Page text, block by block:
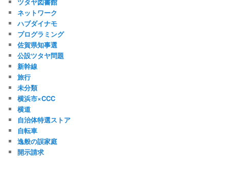
ネットワーク
ハブダイナモ
プログラミング
佐賀県知事選
公設ツタヤ問題
新幹線
旅行
未分類
横浜市×CCC
横道
自治体特選ストア
自転車
逸般の誤家庭
開示請求